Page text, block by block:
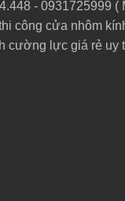
- 0931725999 (
công cửa nhôm
cường lực giá rẻ uy